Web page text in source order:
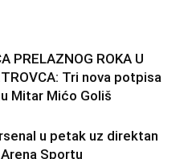
PRELAZNOG ROKA U
Tri nova potpisa
Mitar Mićo Goliš
u petak uz direktan
Sportu